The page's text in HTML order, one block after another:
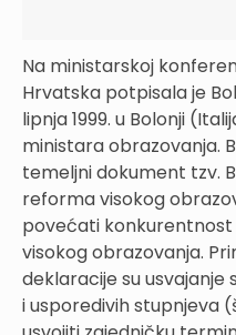
Na ministarskoj
Hrvatska potpisala je
lipnja 1999. u Bolonji
ministara obrazovanja.
temeljni dokument tzv.
reforma visokog
povećati
visokog obrazovanja.
deklaracije su
i usporedivih stupnjeva